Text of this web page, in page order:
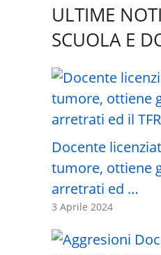
ULTIME
SCUOLA E
Docente
tumore, ottiene
arretrati ed …
3 Aprile 2024